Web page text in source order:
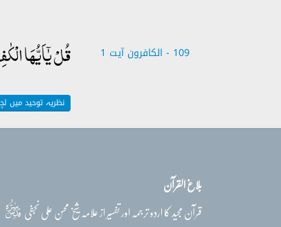
109 - ‎الكافرون آیت 1 قُلۡ یٰۤاَیُّہَا
نظریہ توحید میں
بلاغ القرآن
قرآن مجید کا اردو ترجمہ اور تفسیر از علامہ شیخ محسن علی نجفیقدس‌سره